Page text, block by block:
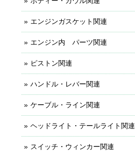
エンジンガスケット関連
エンジン内 パーツ関連
ピストン関連
ハンドル・レバー関連
ケーブル・ライン関連
ヘッドライト・テールライト関連
スイッチ・ウィンカー関連